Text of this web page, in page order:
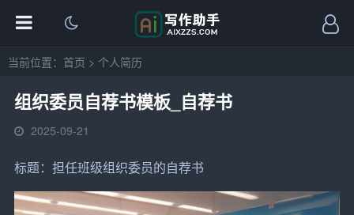
当前位置： 首页 > 个人简历
组织委员自荐书模板_自荐书
2025-09-21
标题：担任班级组织委员的自荐书